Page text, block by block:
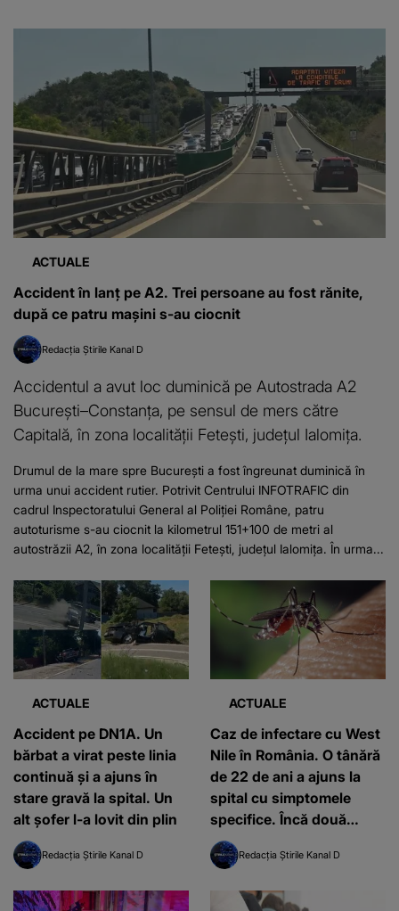
ACTUALE
Accident în lanț pe A2. Trei persoane au fost rănite,
după ce patru mașini s-au ciocnit
Redacția Știrile Kanal D
Accidentul a avut loc duminică pe Autostrada A2
București–Constanța, pe sensul de mers către
Capitală, în zona localității Fetești, județul Ialomița.
Drumul de la mare spre București a fost îngreunat duminică în
urma unui accident rutier. Potrivit Centrului INFOTRAFIC din
cadrul Inspectoratului General al Poliției Române, patru
autoturisme s-au ciocnit la kilometrul 151+100 de metri al
autostrăzii A2, în zona localității Fetești, județul Ialomița. În urma...
ACTUALE
Accident pe DN1A. Un
bărbat a virat peste linia
continuă și a ajuns în
stare gravă la spital. Un
alt șofer l-a lovit din plin
Redacția Știrile Kanal D
ACTUALE
Caz de infectare cu West
Nile în România. O tânără
de 22 de ani a ajuns la
spital cu simptomele
specifice. Încă două
cazuri ridică semne de
îngrijorare
Redacția Știrile Kanal D